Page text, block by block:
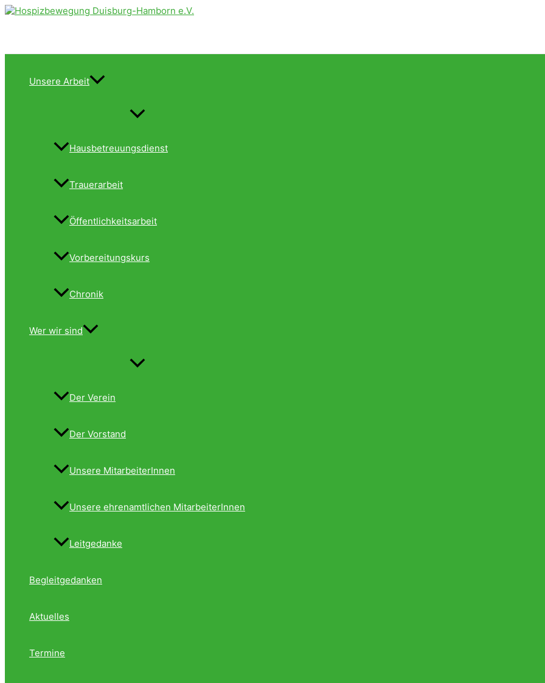
Zum
Unsere Arbeit
Menü
umschalten
Hausbetreuungsdienst
Trauerarbeit
Öffentlichkeitsarbeit
Vorbereitungskurs
Chronik
Wer wir sind
Menü
umschalten
Der Verein
Der Vorstand
Unsere MitarbeiterInnen
Unsere ehrenamtlichen MitarbeiterInnen
Leitgedanke
Begleitgedanken
Aktuelles
Termine